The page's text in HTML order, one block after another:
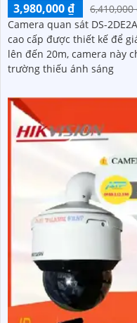
3,980,000 ₫
6,410,000
Camera quan sát DS-
cao cấp được thiết kế để giám sát ban
lên đến 20m, camera này
trường thiếu ánh sáng